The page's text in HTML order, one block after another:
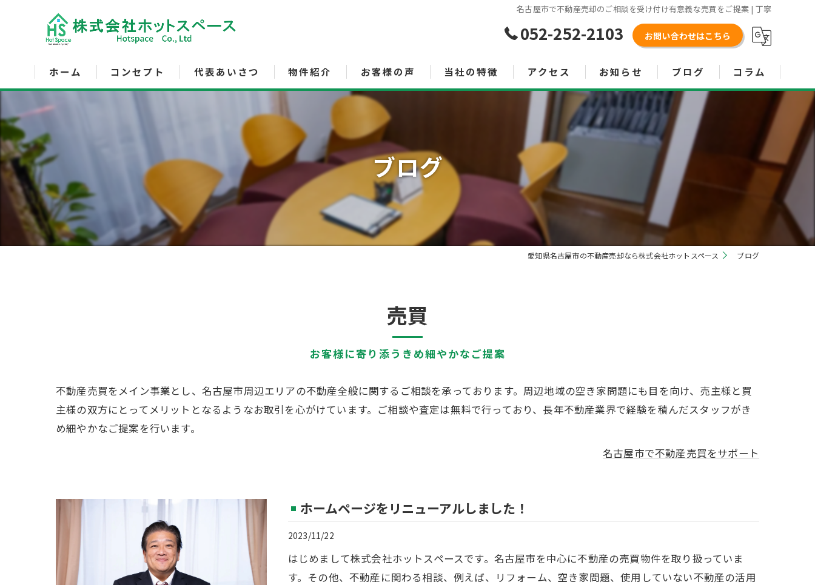
名古屋市で不動産売却のご相談を受け付け有意義な売買をご提案 | 丁寧
052-252-2103 お問い合わせはこちら
ホーム コンセプト 代表あいさつ 物件紹介 お客様の声 当社の特徴
空き家管理サービス
土地
投資
アクセス お知らせ ブログ コラム
ブログ
愛知県名古屋市の不動産売却なら株式会社ホットスペース ブログ
売買
お客様に寄り添うきめ細やかなご提案
不動産売買をメイン事業とし、名古屋市周辺エリアの不動産全般に関するご相談を承っております。周辺地域の空き家問題にも目を向け、売主様と買
主様の双方にとってメリットとなるようなお取引を心がけています。ご相談や査定は無料で行っており、長年不動産業界で経験を積んだスタッフがき
め細やかなご提案を行います。
名古屋市で不動産売買をサポート
ホームページをリニューアルしました！
2023/11/22
はじめまして株式会社ホットスペースです。名古屋市を中心に不動産の売買物件を取り扱っていま
す。その他、不動産に関わる相談、例えば、リフォーム、空き家問題、使用していない不動産の活用